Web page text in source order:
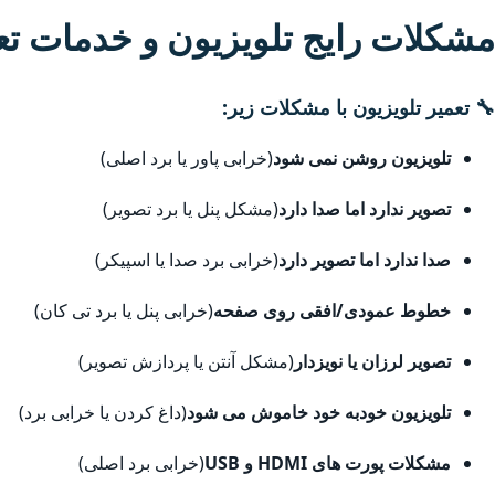
مشکلات رایج تلویزیون و خدمات
🔧 تعمیر تلویزیون با مشکلات زیر:
تلویزیون روشن نمی شود(خرابی پاور یا برد اصلی)
تصویر ندارد اما صدا دارد(مشکل پنل یا برد تصویر)
صدا ندارد اما تصویر دارد(خرابی برد صدا یا اسپیکر)
خطوط عمودی/افقی روی صفحه(خرابی پنل یا برد تی کان)
تصویر لرزان یا نویزدار(مشکل آنتن یا پردازش تصویر)
تلویزیون خودبه خود خاموش می شود(داغ کردن یا خرابی برد)
مشکلات پورت های HDMI و USB (خرابی برد اصلی)